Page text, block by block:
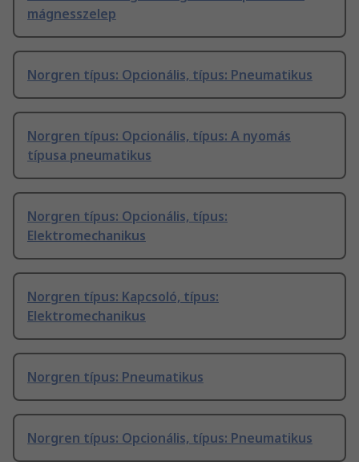
mágnesszelep
Norgren típus: Opcionális, típus: Pneumatikus
Norgren típus: Opcionális, típus: A nyomás
típusa pneumatikus
Norgren típus: Opcionális, típus:
Elektromechanikus
Norgren típus: Kapcsoló, típus:
Elektromechanikus
Norgren típus: Pneumatikus
Norgren típus: Opcionális, típus: Pneumatikus